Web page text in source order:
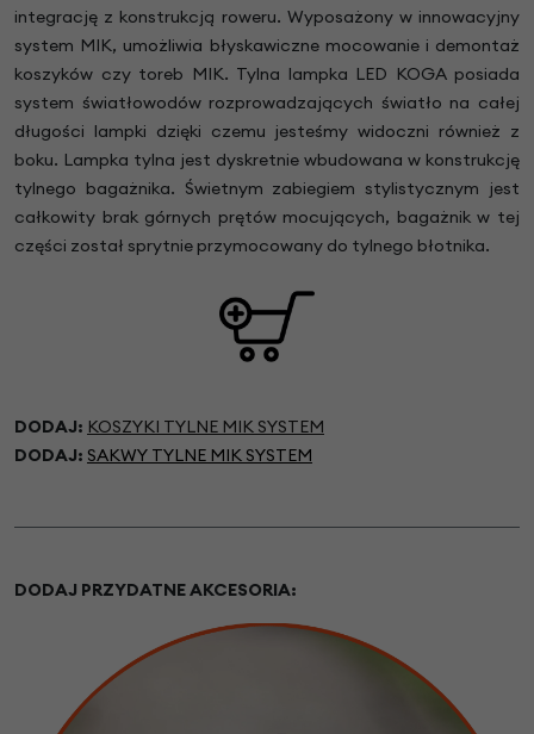
integrację z konstrukcją roweru. Wyposażony w innowacyjny
system MIK, umożliwia błyskawiczne mocowanie i demontaż
koszyków czy toreb MIK. Tylna lampka LED KOGA posiada
system światłowodów rozprowadzających światło na całej
długości lampki dzięki czemu jesteśmy widoczni również z
boku. Lampka tylna jest dyskretnie wbudowana w konstrukcję
tylnego bagażnika. Świetnym zabiegiem stylistycznym jest
całkowity brak górnych prętów mocujących, bagażnik w tej
części został sprytnie przymocowany do tylnego błotnika.
DODAJ: KOSZYKI TYLNE MIK SYSTEM
DODAJ: SAKWY TYLNE MIK SYSTEM
DODAJ PRZYDATNE AKCESORIA: